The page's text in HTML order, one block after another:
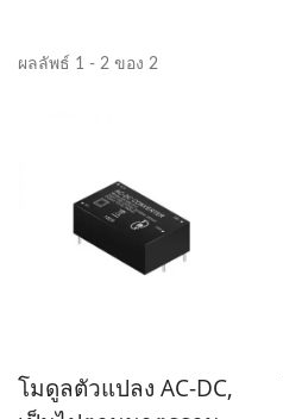
ผลลัพธ์ 1 - 2 ของ 2
โมดูลตัวแปลง AC-DC,